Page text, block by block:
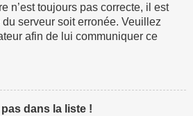
n’est toujours pas correcte, il est
serveur soit erronée. Veuillez
afin de lui communiquer ce
pas dans la liste !